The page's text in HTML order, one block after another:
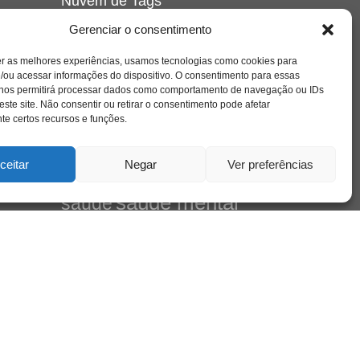
Gerenciar o consentimento
as melhores experiências, usamos tecnologias como cookies para
ou acessar informações do dispositivo. O consentimento para essas
permitirá processar dados como comportamento de navegação ou IDs
site. Não consentir ou retirar o consentimento pode afetar
certos recursos e funções.
Negar Ver preferências
e
amor ansiedade arte caos CAPS
cinema
crianca cuidado cultura depressao
educação entrevista escola família filme
freud infância insight jung liberdade livro
pandemia
psicologia
saúdesaúde mental